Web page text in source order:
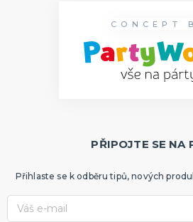
CONCEPT
PŘIPOJTE SE NA
Přihlaste se k odběru tipů, nových